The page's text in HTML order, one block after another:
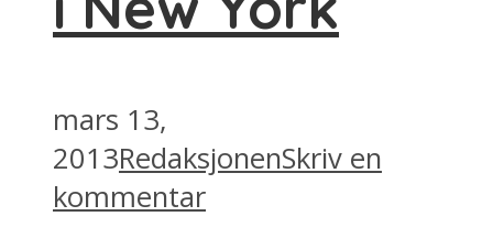
mars 13,
2013RedaksjonenSkriv en
kommentar